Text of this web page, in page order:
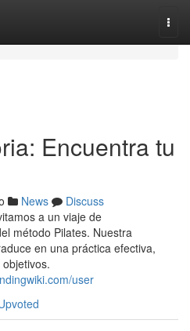
Encuentra tu
News
Discuss
a un viaje de
método Pilates. Nuestra
en una práctica efectiva,
user